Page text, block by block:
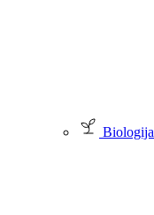
Biologija